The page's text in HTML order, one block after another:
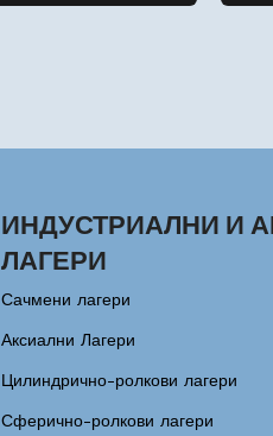
ИНДУСТРИАЛНИ И
ЛАГЕРИ
Сачмени лагери
Аксиални Лагери
Цилиндрично-ролкови лагери
Сферично-ролкови лагери